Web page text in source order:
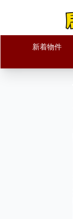
新着物件